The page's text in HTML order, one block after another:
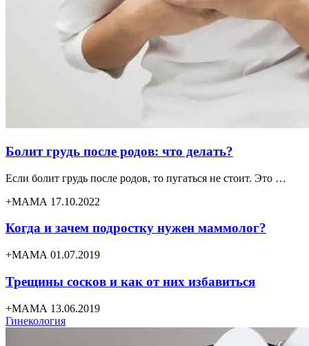
Болит грудь после родов: что делать?
Если болит грудь после родов, то пугаться не стоит. Это …
+МАМА 17.10.2022
Когда и зачем подростку нужен маммолог?
+МАМА 01.07.2019
Трещины сосков и как от них избавиться
+МАМА 13.06.2019
Гинекология